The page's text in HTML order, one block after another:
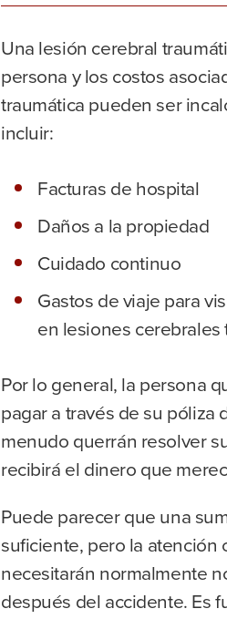
Una lesión cerebral
persona y los costos
traumática pueden ser
incluir:
Facturas de hospital
Daños a la propiedad
Cuidado continuo
Gastos de viaje para
en lesiones cerebrales
Por lo general, la persona
pagar a través de su póliza
menudo querrán resolver
recibirá el dinero que
Puede parecer que una
suficiente, pero la atención
necesitarán normalmente
después del accidente. Es